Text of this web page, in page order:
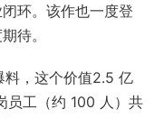
环。该作也一度登
待。
，这个价值2.5 亿
员工（约 100 人）共